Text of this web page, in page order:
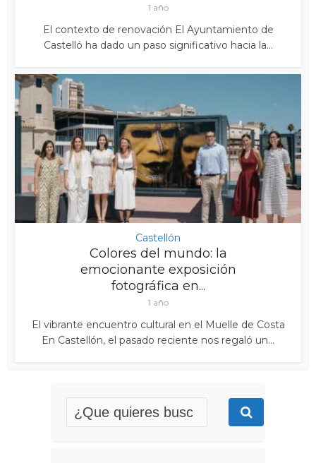
1 año
El contexto de renovación El Ayuntamiento de
Castelló ha dado un paso significativo hacia la...
Castellón
Colores del mundo: la
emocionante exposición
fotográfica en...
1 año
El vibrante encuentro cultural en el Muelle de Costa
En Castellón, el pasado reciente nos regaló un...